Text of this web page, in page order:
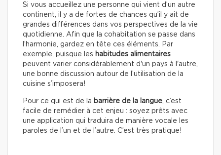
Si vous accueillez une personne qui vient d’un autre
continent, il y a de fortes de chances qu’il y ait de
grandes différences dans vos perspectives de la vie
quotidienne. Afin que la cohabitation se passe dans
l’harmonie, gardez en tête ces éléments. Par
exemple, puisque les habitudes alimentaires
peuvent varier considérablement d'un pays à l'autre,
une bonne discussion autour de l’utilisation de la
cuisine s’imposera!
Pour ce qui est de la barrière de la langue, c’est
facile de remédier à cet enjeu : soyez prêts avec
une application qui traduira de manière vocale les
paroles de l’un et de l’autre. C’est très pratique!